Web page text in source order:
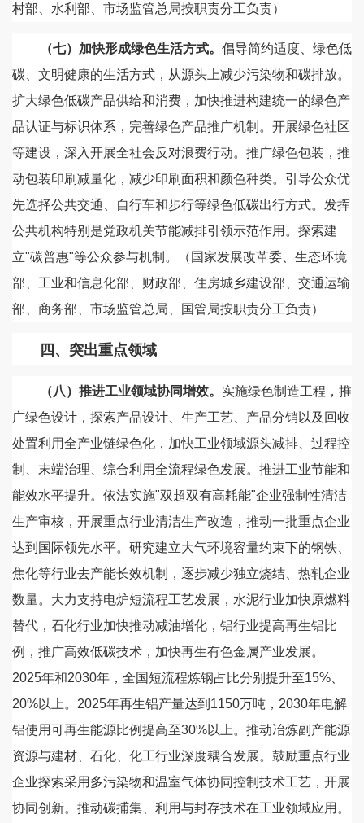
村部、水利部、市场监管总局按职责分工负责）
（七）加快形成绿色生活方式。 倡导简约适度、绿色低
碳、文明健康的生活方式，从源头上减少污染物和碳排放。
扩大绿色低碳产品供给和消费，加快推进构建统一的绿色产
品认证与标识体系，完善绿色产品推广机制。开展绿色社区
等建设，深入开展全社会反对浪费行动。推广绿色包装，推
动包装印刷减量化，减少印刷面积和颜色种类。引导公众优
先选择公共交通、自行车和步行等绿色低碳出行方式。发挥
公共机构特别是党政机关节能减排引领示范作用。探索建
立"碳普惠"等公众参与机制。（国家发展改革委、生态环境
部、工业和信息化部、财政部、住房城乡建设部、交通运输
部、商务部、市场监管总局、国管局按职责分工负责）
四、突出重点领域
（八）推进工业领域协同增效。 实施绿色制造工程，推
广绿色设计，探索产品设计、生产工艺、产品分销以及回收
处置利用全产业链绿色化，加快工业领域源头减排、过程控
制、末端治理、综合利用全流程绿色发展。推进工业节能和
能效水平提升。依法实施"双超双有高耗能"企业强制性清洁
生产审核，开展重点行业清洁生产改造，推动一批重点企业
达到国际领先水平。研究建立大气环境容量约束下的钢铁、
焦化等行业去产能长效机制，逐步减少独立烧结、热轧企业
数量。大力支持电炉短流程工艺发展，水泥行业加快原燃料
替代，石化行业加快推动减油增化，铝行业提高再生铝比
例，推广高效低碳技术，加快再生有色金属产业发展。
2025年和2030年，全国短流程炼钢占比分别提升至15%、
20%以上。2025年再生铝产量达到1150万吨，2030年电解
铝使用可再生能源比例提高至30%以上。推动冶炼副产能源
资源与建材、石化、化工行业深度耦合发展。鼓励重点行业
企业探索采用多污染物和温室气体协同控制技术工艺，开展
协同创新。推动碳捕集、利用与封存技术在工业领域应用。